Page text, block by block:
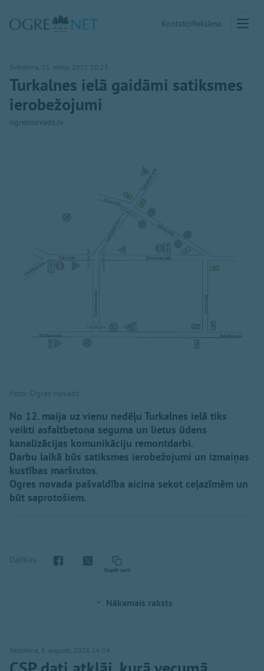
KontaktiReklāma
Svētdiena, 11. maijs, 2025 10:23
Turkalnes ielā gaidāmi satiksmes
ierobežojumi
ogresnovads.lv
Foto: Ogres novads
No 12. maija uz vienu nedēļu Turkalnes ielā tiks
veikti asfaltbetona seguma un lietus ūdens
kanalizācijas komunikāciju remontdarbi.
Darbu laikā būs satiksmes ierobežojumi un izmaiņas
kustības maršrutos.
Ogres novada pašvaldība aicina sekot ceļazīmēm un
būt saprotošiem.
Dalīties
Kopēt saiti
Nākamais raksts
Sestdiena, 8. augusts, 2026 16:04